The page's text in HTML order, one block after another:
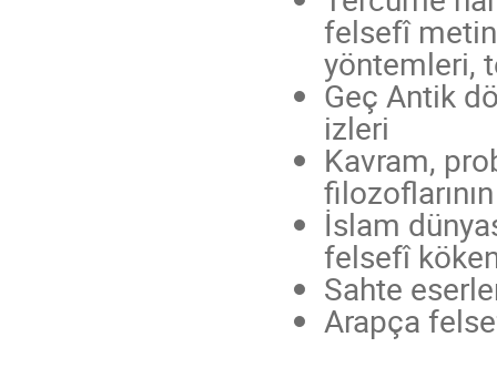
felsefî
yöntemleri,
Geç Antik
izleri
Kavram,
İslam
felsefî
Sahte
Arapça